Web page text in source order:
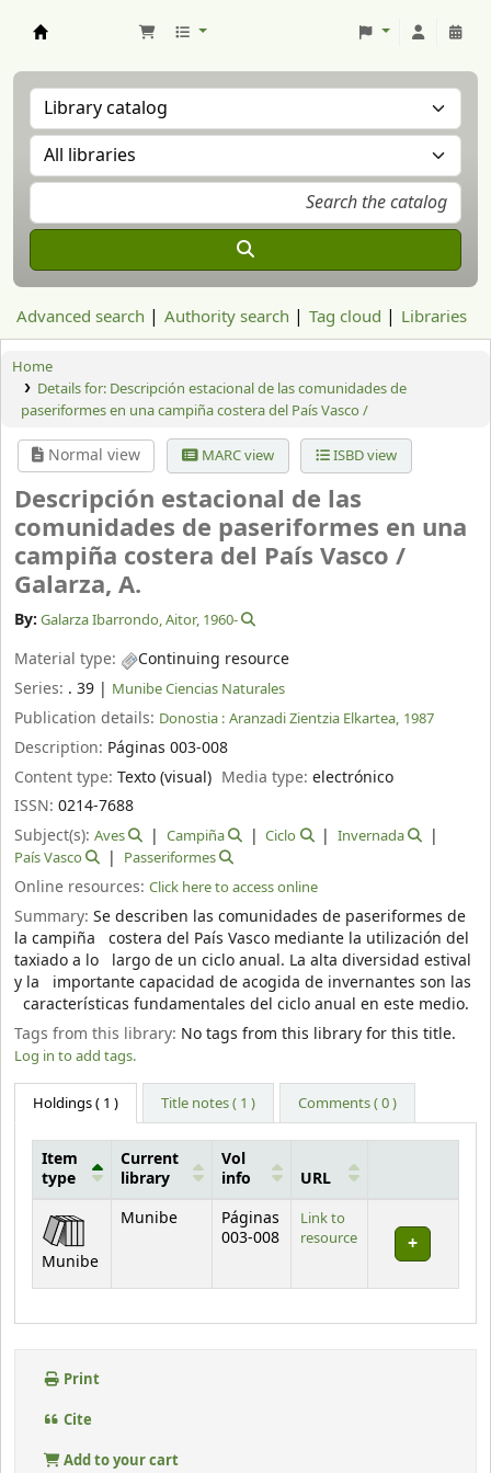
Advanced search Authority search Tag cloud Libraries
Home
Details for: Descripción estacional de las comunidades de
paseriformes en una campiña costera del País Vasco /
Normal view MARC view ISBD view
Descripción estacional de las
comunidades de paseriformes en una
campiña costera del País Vasco /
Galarza, A.
By: Galarza Ibarrondo, Aitor, 1960-
Material type:
Continuing resource
Series: . 39 | Munibe Ciencias Naturales
Publication details: Donostia : Aranzadi Zientzia Elkartea, 1987
Description: Páginas 003-008
Content type: Texto (visual) Media type:electrónico
ISSN: 0214-7688
Subject(s): Aves Campiña Ciclo
Invernada
País Vasco
Passeriformes
Online resources: Click here to access online
Summary: Se describen las comunidades de paseriformes de
la campiña costera del País Vasco mediante la utilización del
taxiado a lo largo de un ciclo anual. La alta diversidad estival
y la importante capacidad de acogida de invernantes son las
características fundamentales del ciclo anual en este medio.
Tags from this library: No tags from this library for this title.
Log in to add tags.
Holdings( 1 ) Title notes ( 1 ) Comments ( 0 )
Holdings
Item
type
Current
library
Vol
info
URL
Munibe
Munibe
Páginas
003-008
Link to
resource
Print
Cite
Add to your cart